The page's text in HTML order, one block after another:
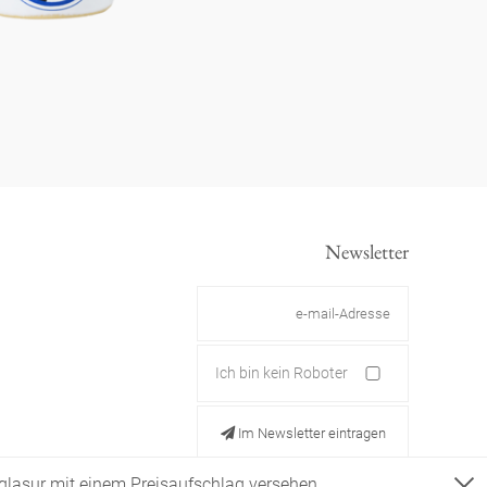
Newsletter
Ich bin kein Roboter
Im Newsletter eintragen